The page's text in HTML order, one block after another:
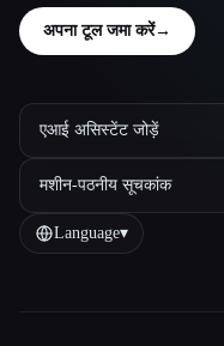
अपना टूल जमा करें→
एआई असिस्टेंट जोड़ें
मशीन-पठनीय सूचकांक
Language▾